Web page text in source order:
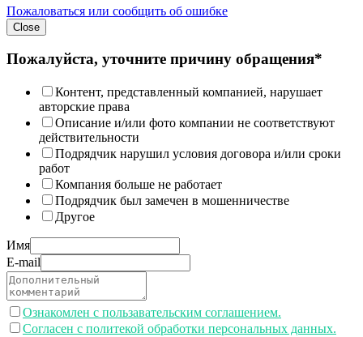
Пожаловаться или сообщить об ошибке
Close
Пожалуйста, уточните причину обращения*
Контент, представленный компанией, нарушает
авторские права
Описание и/или фото компании не соответствуют
действительности
Подрядчик нарушил условия договора и/или сроки
работ
Компания больше не работает
Подрядчик был замечен в мошенничестве
Другое
Имя
E-mail
Ознакомлен с пользавательским соглашением.
Согласен с политекой обработки персональных данных.